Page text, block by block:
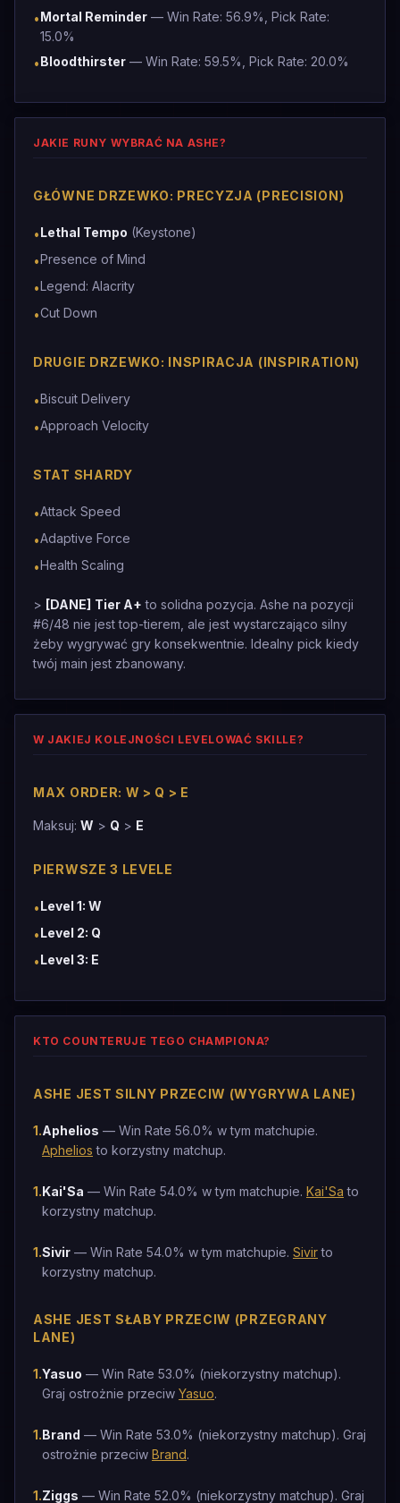
•Mortal Reminder — Win Rate: 56.9%, Pick Rate:
15.0%
•Bloodthirster — Win Rate: 59.5%, Pick Rate: 20.0%
JAKIE RUNY WYBRAĆ NA ASHE?
GŁÓWNE DRZEWKO: PRECYZJA (PRECISION)
•Lethal Tempo (Keystone)
•Presence of Mind
•Legend: Alacrity
•Cut Down
DRUGIE DRZEWKO: INSPIRACJA (INSPIRATION)
•Biscuit Delivery
•Approach Velocity
STAT SHARDY
•Attack Speed
•Adaptive Force
•Health Scaling
> [DANE] Tier A+ to solidna pozycja. Ashe na pozycji
#6/48 nie jest top-tierem, ale jest wystarczająco silny
żeby wygrywać gry konsekwentnie. Idealny pick kiedy
twój main jest zbanowany.
W JAKIEJ KOLEJNOŚCI LEVELOWAĆ SKILLE?
MAX ORDER: W > Q > E
Maksuj: W > Q > E
PIERWSZE 3 LEVELE
•Level 1: W
•Level 2: Q
•Level 3: E
KTO COUNTERUJE TEGO CHAMPIONA?
ASHE JEST SILNY PRZECIW (WYGRYWA LANE)
1.Aphelios — Win Rate 56.0% w tym matchupie.
Aphelios to korzystny matchup.
1.Kai'Sa — Win Rate 54.0% w tym matchupie. Kai'Sa to
korzystny matchup.
1.Sivir — Win Rate 54.0% w tym matchupie. Sivirto
korzystny matchup.
ASHE JEST SŁABY PRZECIW (PRZEGRANY
LANE)
1.Yasuo — Win Rate 53.0% (niekorzystny matchup).
Graj ostrożnie przeciw Yasuo.
1.Brand — Win Rate 53.0% (niekorzystny matchup). Graj
ostrożnie przeciw Brand.
1.Ziggs — Win Rate 52.0% (niekorzystny matchup). Graj